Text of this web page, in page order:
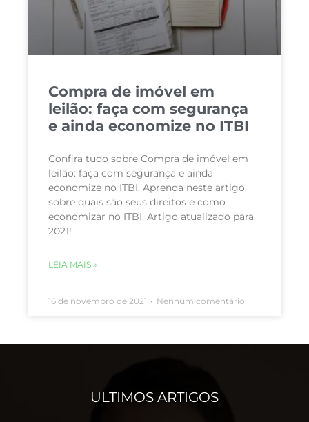
Compra de imóvel em
leilão: faça com segurança
e ainda economize no ITBI
Confira tudo sobre Compra de imóvel em
leilão: faça com segurança e ainda
economize no ITBI. Aprenda neste artigo
sobre quais são seus direitos e como
economizar no ITBI. Artigo atualizado para
2021!
LEIA MAIS »
16 de novembro de 2021 Nenhum comentário
ULTIMOS ARTIGOS